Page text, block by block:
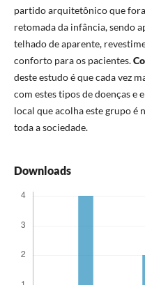
partido arquitetônico que
retomada da infância, sendo
telhado de aparente,
conforto para os pacientes.
deste estudo é que cada vez
com estes tipos de doenças e
local que acolha este grupo é
toda a sociedade.
Downloads